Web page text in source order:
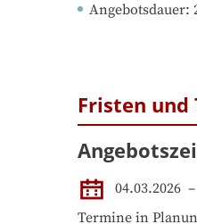
Angebotsdauer:
Fristen und
04.03.2026 –
Termine in